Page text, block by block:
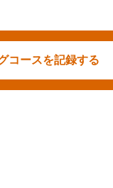
コースを記録する